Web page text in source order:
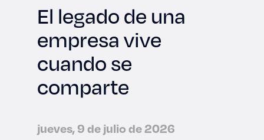
El legado de una
empresa vive
cuando se
comparte
jueves, 9 de julio de 2026